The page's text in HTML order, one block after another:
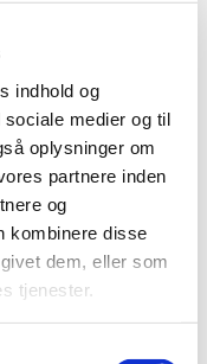
indhold og
medier og til
oplysninger om
partnere inden
og
kombinere disse
dem, eller som
tjenester.
af
en meget
Wegovy og
at det